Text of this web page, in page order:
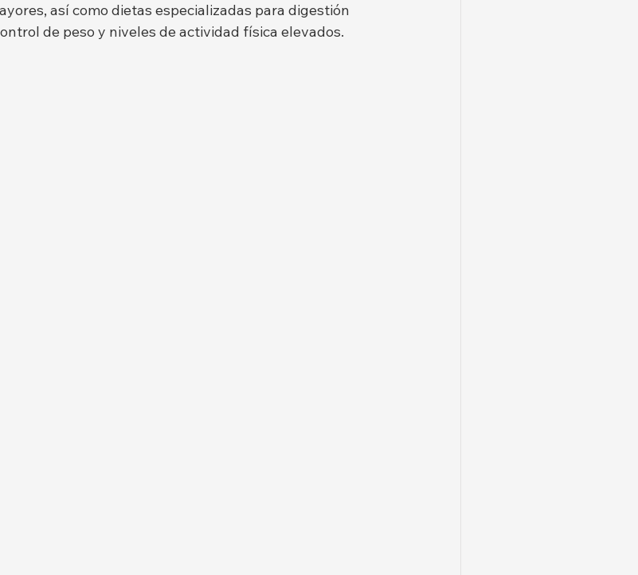
así como dietas especializadas para digestión
de peso y niveles de actividad física elevados.